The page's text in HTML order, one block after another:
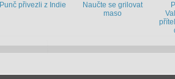
Punč přivezli z Indie
Naučte se grilovat
maso